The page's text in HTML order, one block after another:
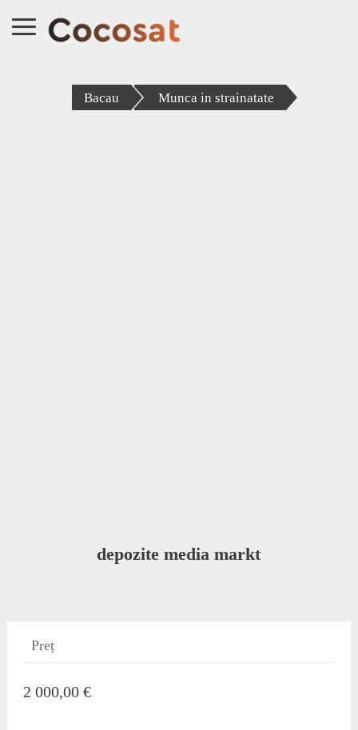
Bacau Munca in strainatate
depozite media markt
Preț
2 000,00 €